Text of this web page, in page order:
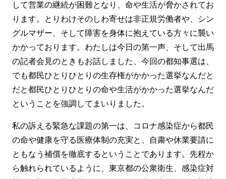
して営業の継続が困難となり、命や生活が脅かされてお
ります。とりわけそのしわ寄せは非正規労働者や、シン
グルマザー、そして障害を身体に抱えている方々に襲い
かかっております。わたしは今日の第一声、そして出馬
の記者会見のときもお話しました、今回の都知事選は、
でも都民ひとりひとりの生存権がかかった選挙なんだと
だと都民ひとりひとりの命や生活がかかった選挙なんだ
ということを強調してまいりました。
私の訴える緊急な課題の第一は、コロナ感染症から都民
の命や健康を守る医療体制の充実と、自粛や休業要請に
ともなう補償を徹底するということであります。先程か
ら触れられているように、東京都の公衆衛生、感染症対